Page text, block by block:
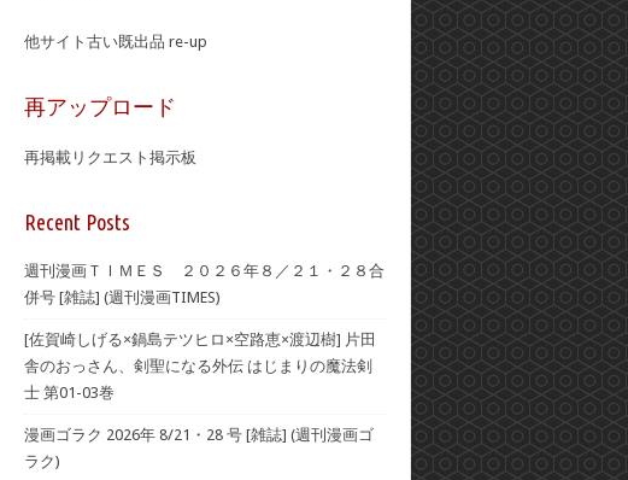
他サイト古い既出品 re-up
再アップロード
再掲載リクエスト掲示板
Recent Posts
週刊漫画ＴＩＭＥＳ ２０２６年８／２１・２８合
併号 [雑誌] (週刊漫画TIMES)
[佐賀崎しげる×鍋島テツヒロ×空路恵×渡辺樹] 片田
舎のおっさん、剣聖になる外伝 はじまりの魔法剣
士 第01-03巻
漫画ゴラク 2026年 8/21・28 号 [雑誌] (週刊漫画ゴ
ラク)